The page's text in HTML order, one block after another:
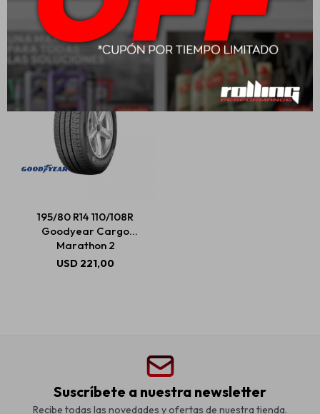
USD158,00 USD 212,00
195/80 R14 110/108R
Goodyear Cargo
Marathon 2
USD 221,00
Suscríbete a nuestra newsletter
Recibe todas las novedades y ofertas de nuestra tienda.